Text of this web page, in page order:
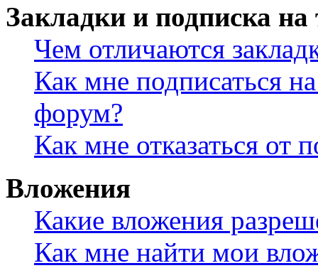
Закладки и подписка
Чем отличаются
Как мне подписаться
форум?
Как мне отказаться от
Вложения
Какие вложения
Как мне найти мои